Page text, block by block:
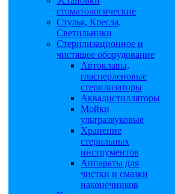
стоматологические
Стулья, Кресла,
Светильники
Стерилизационное и
чистящее оборудование
Автоклавы,
гласперленовые
стерилизаторы
Аквадистилляторы
Мойки
ультразвуковые
Хранение
стерильных
инструментов
Аппараты для
чистки и смазки
наконечников